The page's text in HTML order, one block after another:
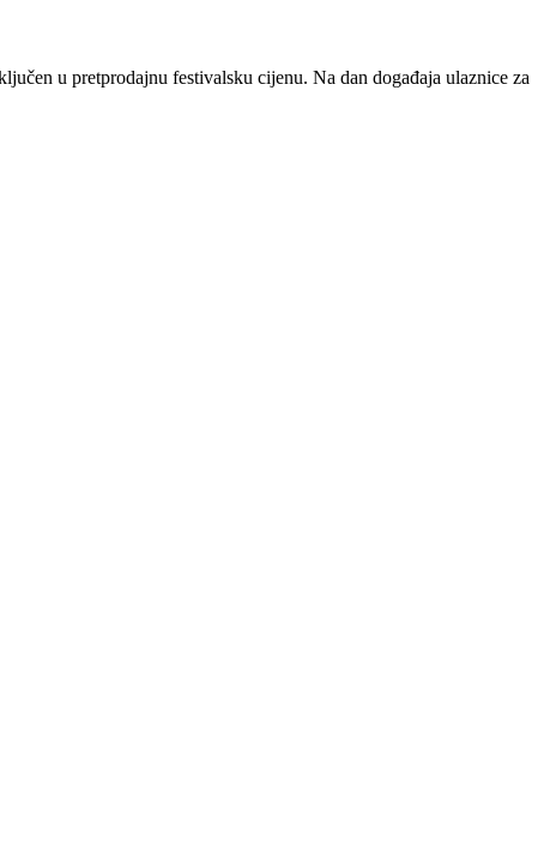
u pretprodajnu festivalsku cijenu. Na dan događaja ulaznice za